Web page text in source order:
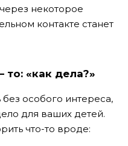
некоторое
контакте станет
«как дела?»
особого интереса,
для ваших детей.
что-то вроде: